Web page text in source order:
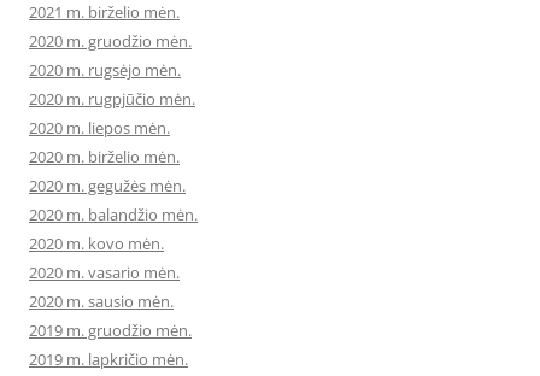
2021 m. birželio mėn.
2020 m. gruodžio mėn.
2020 m. rugsėjo mėn.
2020 m. rugpjūčio mėn.
2020 m. liepos mėn.
2020 m. birželio mėn.
2020 m. gegužės mėn.
2020 m. balandžio mėn.
2020 m. kovo mėn.
2020 m. vasario mėn.
2020 m. sausio mėn.
2019 m. gruodžio mėn.
2019 m. lapkričio mėn.